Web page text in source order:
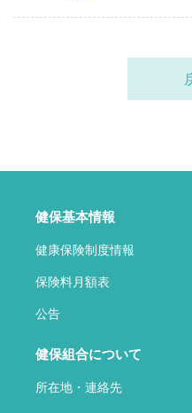
健保基本情報
健康保険制度情報
保険料月額表
公告
健保組合について
所在地・連絡先